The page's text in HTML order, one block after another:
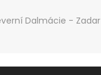
Dalmácie - Zadar